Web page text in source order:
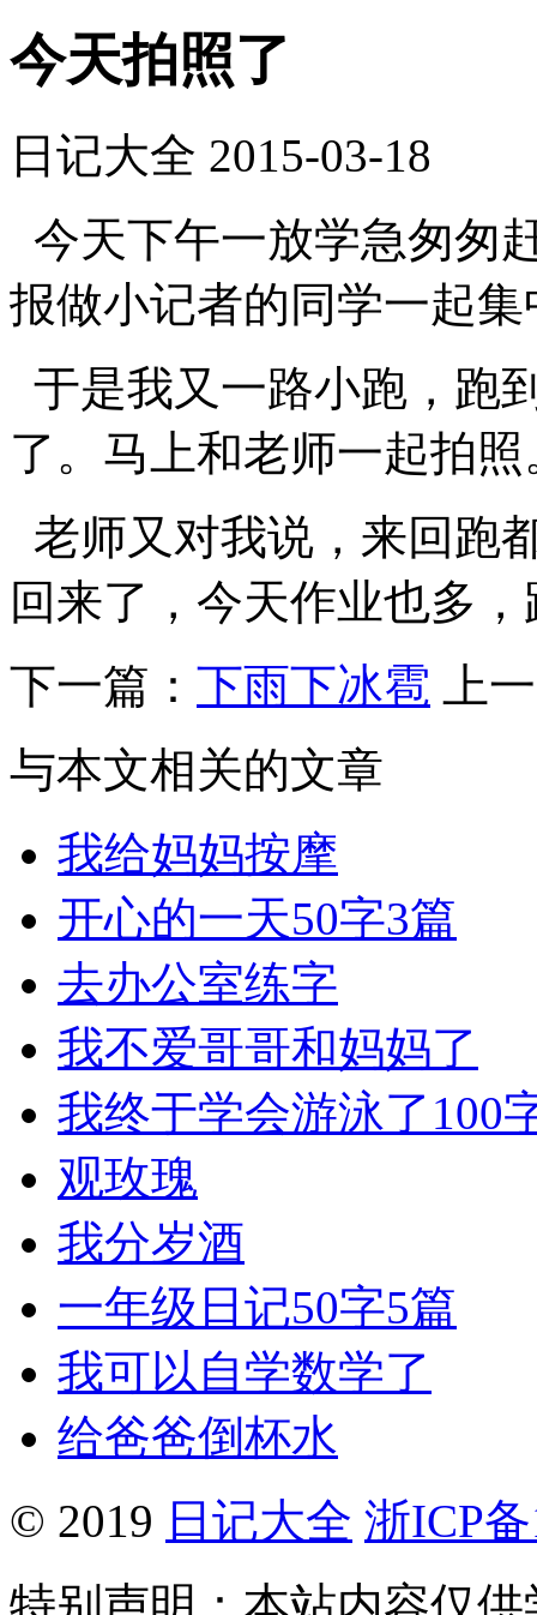
今天拍照了
日记大全 2015-03-18
今天下午一放学急匆匆
报做小记者的同学一起
于是我又一路小跑，跑
了。马上和老师一起拍照
老师又对我说，来回跑
回来了，今天作业也多
下一篇： 下雨下冰雹
上
与本文相关的文章
我给妈妈按摩
开心的一天50字3篇
去办公室练字
我不爱哥哥和妈妈了
我终于学会游泳了100
观玫瑰
我分岁酒
一年级日记50字5篇
我可以自学数学了
给爸爸倒杯水
© 2019 日记大全 浙ICP